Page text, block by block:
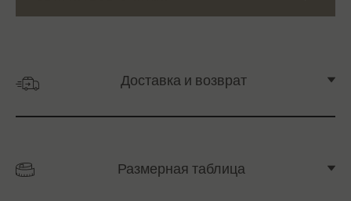
Доставка и возврат
Размерная таблица